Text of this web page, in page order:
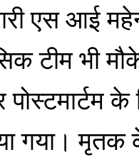
एस आई
टीम भी
के
गया।